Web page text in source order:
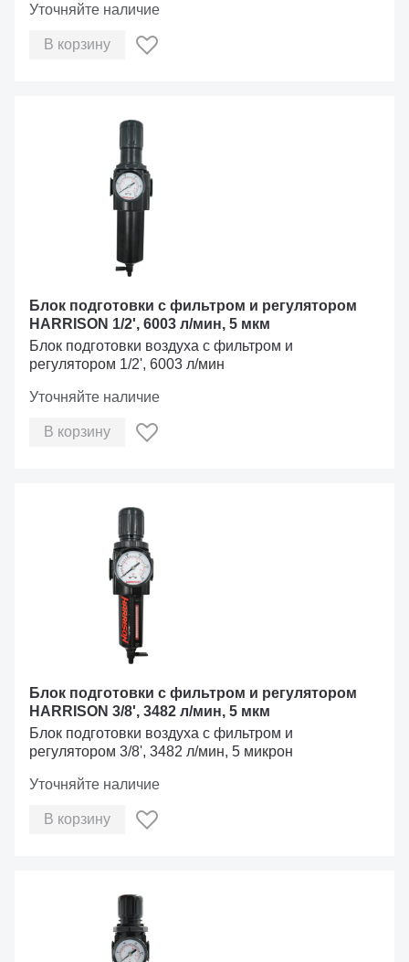
Уточняйте наличие
В корзину
Блок подготовки с фильтром и регулятором
HARRISON 1/2', 6003 л/мин, 5 мкм
Блок подготовки воздуха с фильтром и
регулятором 1/2', 6003 л/мин
Уточняйте наличие
В корзину
Блок подготовки с фильтром и регулятором
HARRISON 3/8', 3482 л/мин, 5 мкм
Блок подготовки воздуха с фильтром и
регулятором 3/8', 3482 л/мин, 5 микрон
Уточняйте наличие
В корзину